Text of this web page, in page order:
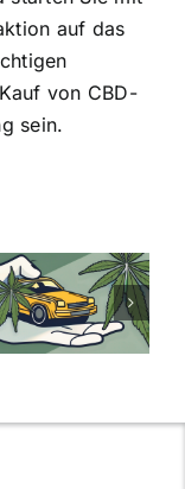
auf das
von CBD-
sein.
Cannabis
Samen
kaufen: Alles
was Sie